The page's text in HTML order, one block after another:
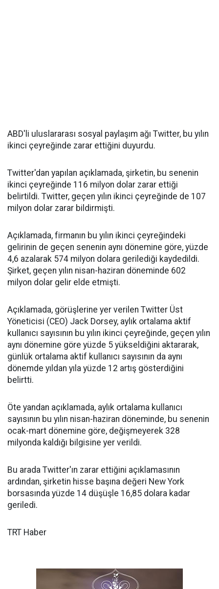
ABD'li uluslararası sosyal paylaşım ağı Twitter, bu yılın
ikinci çeyreğinde zarar ettiğini duyurdu.
Twitter'dan yapılan açıklamada, şirketin, bu senenin
ikinci çeyreğinde 116 milyon dolar zarar ettiği
belirtildi. Twitter, geçen yılın ikinci çeyreğinde de 107
milyon dolar zarar bildirmişti.
Açıklamada, firmanın bu yılın ikinci çeyreğindeki
gelirinin de geçen senenin aynı dönemine göre, yüzde
4,6 azalarak 574 milyon dolara gerilediği kaydedildi.
Şirket, geçen yılın nisan-haziran döneminde 602
milyon dolar gelir elde etmişti.
Açıklamada, görüşlerine yer verilen Twitter Üst
Yöneticisi (CEO) Jack Dorsey, aylık ortalama aktif
kullanıcı sayısının bu yılın ikinci çeyreğinde, geçen yılın
aynı dönemine göre yüzde 5 yükseldiğini aktararak,
günlük ortalama aktif kullanıcı sayısının da aynı
dönemde yıldan yıla yüzde 12 artış gösterdiğini
belirtti.
Öte yandan açıklamada, aylık ortalama kullanıcı
sayısının bu yılın nisan-haziran döneminde, bu senenin
ocak-mart dönemine göre, değişmeyerek 328
milyonda kaldığı bilgisine yer verildi.
Bu arada Twitter'ın zarar ettiğini açıklamasının
ardından, şirketin hisse başına değeri New York
borsasında yüzde 14 düşüşle 16,85 dolara kadar
geriledi.
TRT Haber